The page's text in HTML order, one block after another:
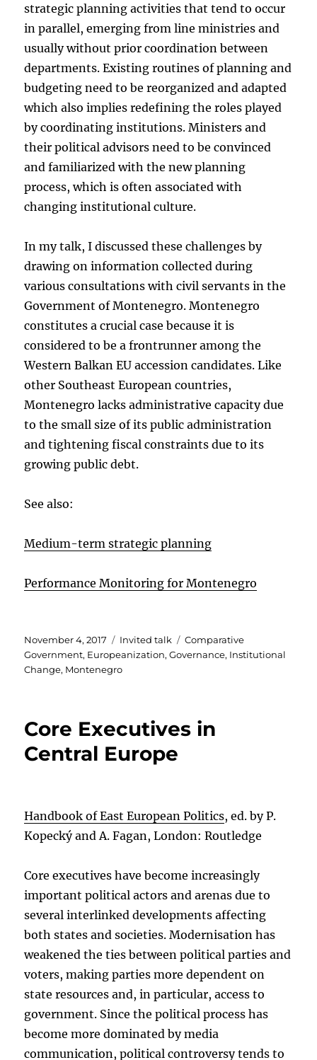
strategic planning activities that tend to occur
in parallel, emerging from line ministries and
usually without prior coordination between
departments. Existing routines of planning and
budgeting need to be reorganized and adapted
which also implies redefining the roles played
by coordinating institutions. Ministers and
their political advisors need to be convinced
and familiarized with the new planning
process, which is often associated with
changing institutional culture.
In my talk, I discussed these challenges by
drawing on information collected during
various consultations with civil servants in the
Government of Montenegro. Montenegro
constitutes a crucial case because it is
considered to be a frontrunner among the
Western Balkan EU accession candidates. Like
other Southeast European countries,
Montenegro lacks administrative capacity due
to the small size of its public administration
and tightening fiscal constraints due to its
growing public debt.
See also:
Medium-term strategic planning
Performance Monitoring for Montenegro
Posted
on
November 4, 2017 Categories
Invited talk Tags
Comparative
Government, Europeanization,Governance, Institutional
Change, Montenegro
Core Executives in
Central Europe
Handbook of East European Politics, ed. by P.
Kopecký and A. Fagan, London: Routledge
Core executives have become increasingly
important political actors and arenas due to
several interlinked developments affecting
both states and societies. Modernisation has
weakened the ties between political parties and
voters, making parties more dependent on
state resources and, in particular, access to
government. Since the political process has
become more dominated by media
communication, political controversy tends to